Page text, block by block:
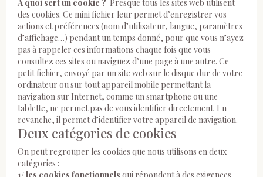
A quoi sert un cookie ? Presque tous les sites web utilisent
des cookies. Ce mini fichier leur permet d’enregistrer vos
actions et préférences (nom d’utilisateur, langue, paramètres
d’affichage…) pendant un temps donné, pour que vous n’ayez
pas à rappeler ces informations chaque fois que vous
consultez ces sites ou naviguez d’une page à une autre. Ce
petit fichier, envoyé par un site web sur le disque dur de votre
ordinateur ou sur tout appareil mobile permettant la
navigation sur Internet, comme un smartphone ou une
tablette, ne permet pas de vous identifier directement. En
revanche, il permet d’identifier votre appareil de navigation.
Deux catégories de cookies
On peut regrouper les cookies que nous utilisons en deux
catégories :